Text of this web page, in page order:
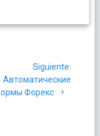
Siguiente:
post:
Автоматические
Форекс